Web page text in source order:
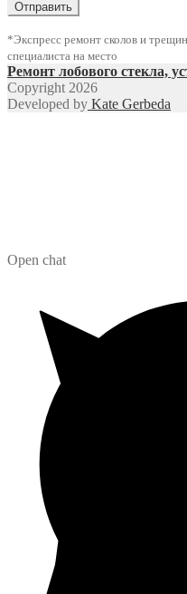
*Экспресс ремонт сколов и
специалиста на место
Ремонт лобового стекла,
Copyright 2026
Developed by Kate Gerbeda
Open chat